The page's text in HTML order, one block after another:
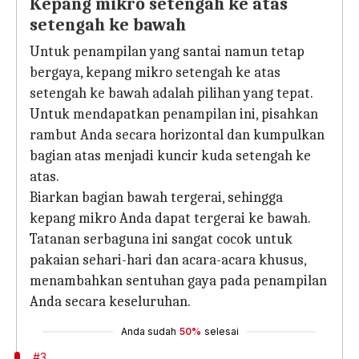
setengah ke bawah
Untuk penampilan yang santai namun tetap
bergaya, kepang mikro setengah ke atas
setengah ke bawah adalah pilihan yang tepat.
Untuk mendapatkan penampilan ini, pisahkan
rambut Anda secara horizontal dan kumpulkan
bagian atas menjadi kuncir kuda setengah ke
atas.
Biarkan bagian bawah tergerai, sehingga
kepang mikro Anda dapat tergerai ke bawah.
Tatanan serbaguna ini sangat cocok untuk
pakaian sehari-hari dan acara-acara khusus,
menambahkan sentuhan gaya pada penampilan
Anda secara keseluruhan.
Anda sudah 50% selesai